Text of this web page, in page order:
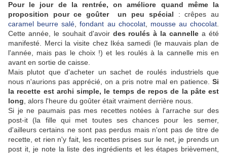
Pour le jour de la rentrée, on améliore quand même la
proposition pour ce goûter un peu spécial : crêpes au
caramel beurre salé ,fondant au chocolat, mousse au chocolat
Cette année, le souhait d'avoir des roulés à la cannelle a été
manifesté. Merci la visite chez Ikéa samedi (le mauvais plan de
l'année, mais pas le choix !) et les roulés à la cannelle mis en
avant en sortie de caisse.
Mais plutot que d'acheter un sachet de roulés industriels que
nous n'aurions pas apprécié, on a pris notre mal en patience. Si
la recette est archi simple, le temps de repos de la pâte est
long , alors l'heure du goûter était vraiment derrière nous.
Si je ne paumais pas mes recettes notées à l'arrache sur des
post-it (la fille qui met toutes ses chances pour les semer,
d'ailleurs certains ne sont pas perdus mais n'ont pas de titre de
recette, et rien n'y fait, les recettes prises sur le net, je prends un
post it, je note la liste des ingrédients et les étapes brièvement,